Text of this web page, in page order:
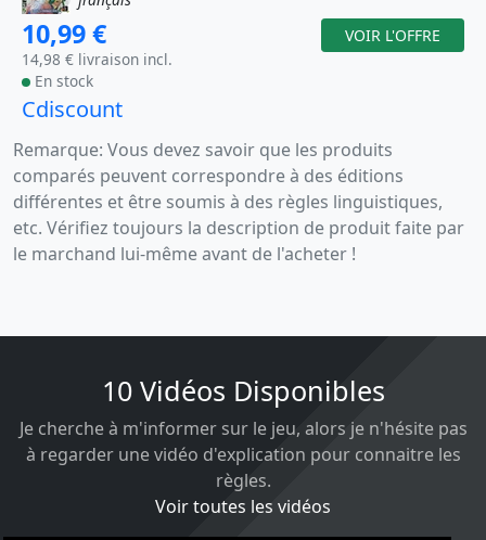
10,99 €
14,98 € livraison incl.
En stock
VOIR L'OFFRE
Cdiscount
Remarque: Vous devez savoir que les produits
comparés peuvent correspondre à des éditions
différentes et être soumis à des règles linguistiques,
etc. Vérifiez toujours la description de produit faite par
le marchand lui-même avant de l'acheter !
10 Vidéos Disponibles
Je cherche à m'informer sur le jeu, alors je n'hésite pas
à regarder une vidéo d'explication pour connaitre les
règles.
Voir toutes les vidéos